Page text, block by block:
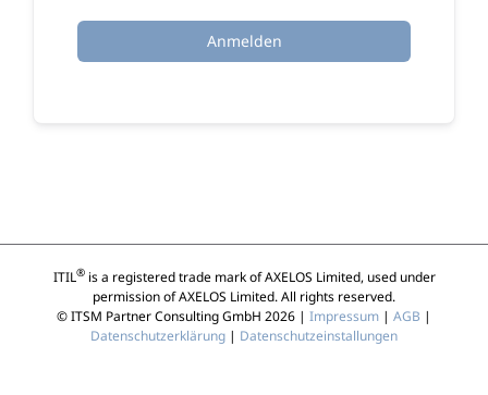
Anmelden
ITIL®is a registered trade mark of AXELOS Limited, used under
permission of AXELOS Limited. All rights reserved.
© ITSM Partner Consulting GmbH 2026 | Impressum | AGB |
Datenschutzerklärung | Datenschutzeinstallungen